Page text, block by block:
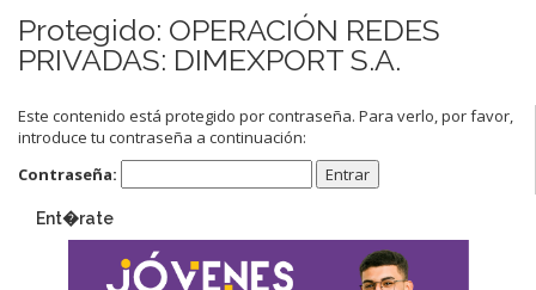
Protegido: OPERACIÓN REDES
PRIVADAS: DIMEXPORT S.A.
Este contenido está protegido por contraseña. Para verlo, por favor,
introduce tu contraseña a continuación:
Contraseña:
Ent�rate